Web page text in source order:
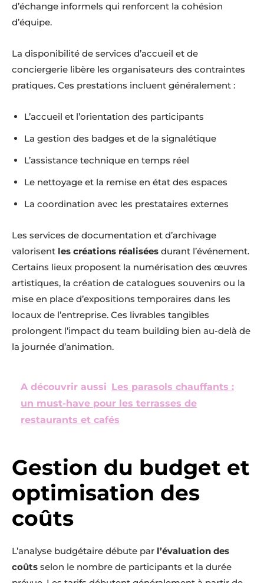
d’échange informels qui renforcent la cohésion
d’équipe.
La disponibilité de services d’accueil et de
conciergerie libère les organisateurs des contraintes
pratiques. Ces prestations incluent généralement :
L’accueil et l’orientation des participants
La gestion des badges et de la signalétique
L’assistance technique en temps réel
Le nettoyage et la remise en état des espaces
La coordination avec les prestataires externes
Les services de documentation et d’archivage
valorisent les créations réalisées durant l’événement.
Certains lieux proposent la numérisation des œuvres
artistiques, la création de catalogues souvenirs ou la
mise en place d’expositions temporaires dans les
locaux de l’entreprise. Ces livrables tangibles
prolongent l’impact du team building bien au-delà de
la journée d’animation.
A découvrir aussi Les parasols chauffants :
un must-have pour les terrasses de
restaurants et cafés
Gestion du budget et
optimisation des
coûts
L’analyse budgétaire débute par l’évaluation des
coûts selon le nombre de participants et la durée